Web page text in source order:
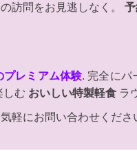
訪問をお見逃しなく。
プレミアム体験. 完全にパ
しむ おいしい特製軽食 ラ
軽にお問い合わせくだ